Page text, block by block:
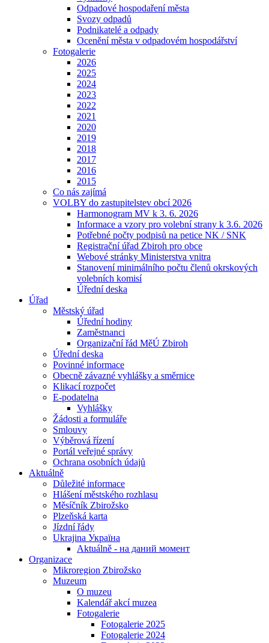
Odpadové hospodaření města
Svozy odpadů
Podnikatelé a odpady
Ocenění města v odpadovém hospodářství
Fotogalerie
2026
2025
2024
2023
2022
2021
2020
2019
2018
2017
2016
2015
Co nás zajímá
VOLBY do zastupitelstev obcí 2026
Harmonogram MV k 3. 6. 2026
Informace a vzory pro volební strany k 3.6. 2026
Potřebné počty podpisů na petice NK / SNK
Registrační úřad Zbiroh pro obce
Webové stránky Ministerstva vnitra
Stanovení minimálního počtu členů okrskových
volebních komisí
Úřední deska
Úřad
Městský úřad
Úřední hodiny
Zaměstnanci
Organizační řád MěÚ Zbiroh
Úřední deska
Povinné informace
Obecně závazné vyhlášky a směrnice
Klikací rozpočet
E-podatelna
Vyhlášky
Žádosti a formuláře
Smlouvy
Výběrová řízení
Portál veřejné správy
Ochrana osobních údajů
Aktuálně
Důležité informace
Hlášení městského rozhlasu
Měsíčník Zbirožsko
Plzeňská karta
Jízdní řády
Ukrajina Україна
Aktuálně - на даний момент
Organizace
Mikroregion Zbirožsko
Muzeum
O muzeu
Kalendář akcí muzea
Fotogalerie
Fotogalerie 2025
Fotogalerie 2024